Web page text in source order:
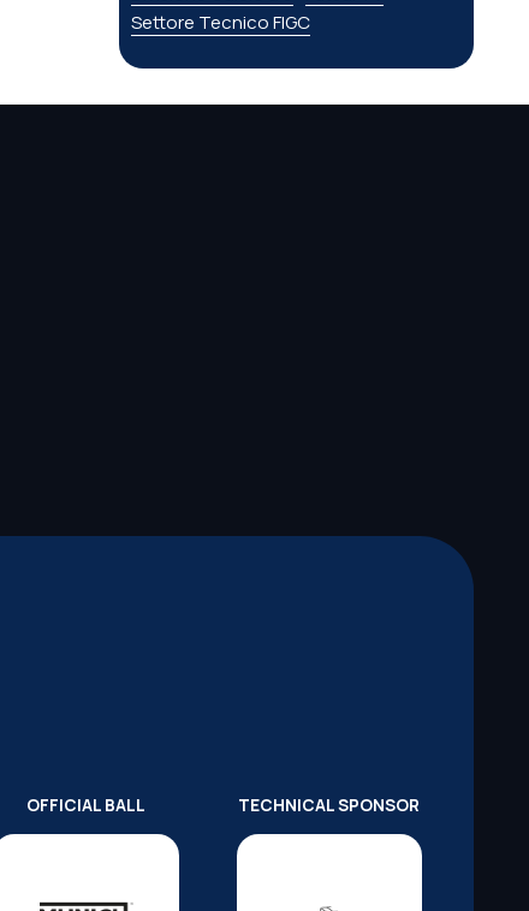
Settore Tecnico FIGC
OFFICIAL BALL TECHNICAL SPONSOR